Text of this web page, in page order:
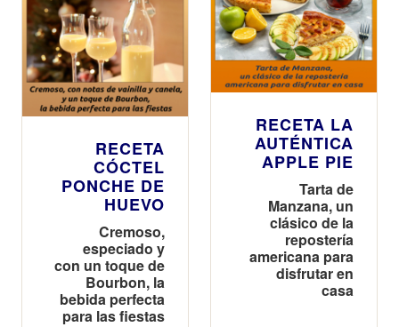
RECETA
CÓCTEL
PONCHE DE
HUEVO
Cremoso,
especiado y
con un toque de
Bourbon, la
bebida perfecta
para las fiestas
RECETA LA
AUTÉNTICA
APPLE PIE
Tarta de
Manzana, un
clásico de la
repostería
americana para
disfrutar en
casa